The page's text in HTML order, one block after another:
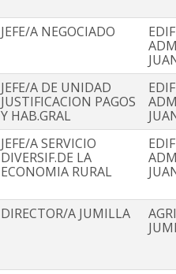
JEFE/A NEGOCIADO
JEFE/A DE UNIDAD
JUSTIFICACION PAGOS
Y HAB.GRAL
JEFE/A SERVICIO
DIVERSIF.DE LA
ECONOMIA RURAL
DIRECTOR/A JUMILLA